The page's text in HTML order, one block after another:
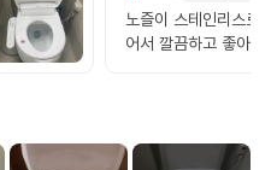
노즐이 스테인리스로
어서 깔끔하고 좋아요